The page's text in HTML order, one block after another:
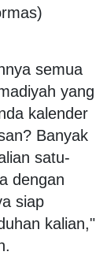
semua
yang
kalender
Banyak
satu-
dengan
siap
kalian,"